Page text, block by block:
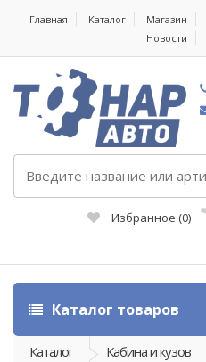
Главная Каталог Магазин
Новости
Избранное (0)
Каталог товаров
Каталог Кабина и кузов